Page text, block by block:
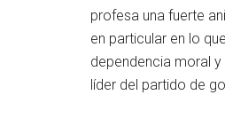
profesa una fuerte
en particular en lo
dependencia moral
líder del partido de